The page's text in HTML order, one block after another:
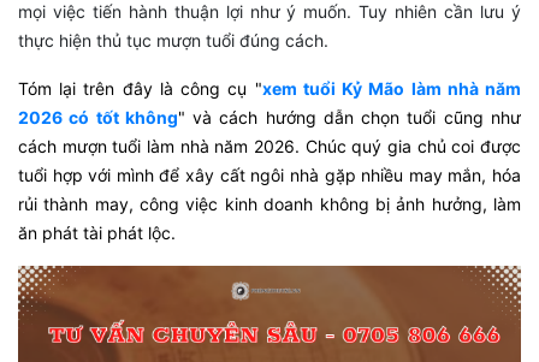
mọi việc tiến hành thuận lợi như ý muốn. Tuy nhiên cần lưu ý
thực hiện thủ tục mượn tuổi đúng cách.
Tóm lại trên đây là công cụ "xem tuổi Kỷ Mão làm nhà năm
2026 có tốt không" và cách hướng dẫn chọn tuổi cũng như
cách mượn tuổi làm nhà năm 2026. Chúc quý gia chủ coi được
tuổi hợp với mình để xây cất ngôi nhà gặp nhiều may mắn, hóa
rủi thành may, công việc kinh doanh không bị ảnh hưởng, làm
ăn phát tài phát lộc.